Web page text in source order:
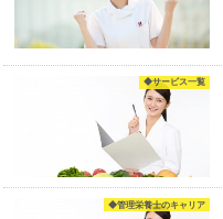
◆サービス一覧
◆管理栄養士のキャリア